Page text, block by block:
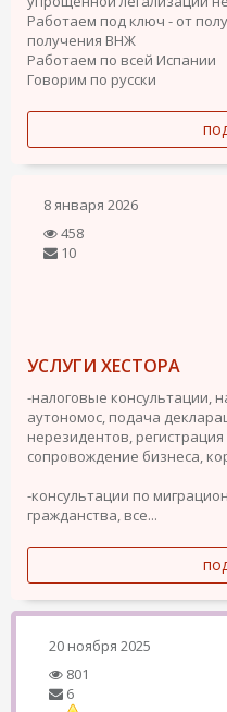
Работаем под ключ - от
получения ВНЖ
Работаем по всей Испании
Говорим по русски
8 января 2026
458
10
УСЛУГИ ХЕСТОРА
-налоговые консультации,
аутономос, подача
нерезидентов,
сопровождение бизнеса,
-консультации по
гражданства, все...
20 ноября 2025
801
6